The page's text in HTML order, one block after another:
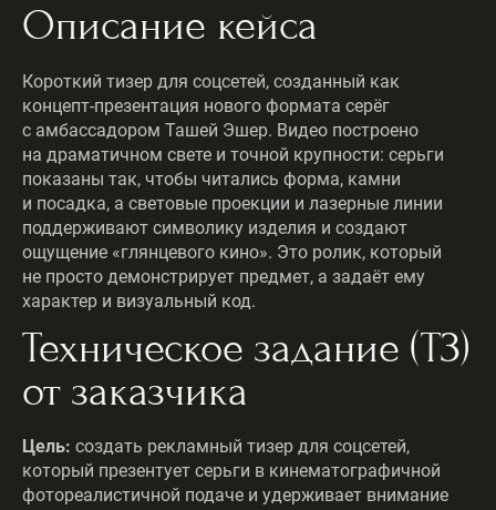
Описание кейса
Короткий тизер для соцсетей, созданный как
концепт-презентация нового формата серёг
с амбассадором Ташей Эшер. Видео построено
на драматичном свете и точной крупности: серьги
показаны так, чтобы читались форма, камни
и посадка, а световые проекции и лазерные линии
поддерживают символику изделия и создают
ощущение «глянцевого кино». Это ролик, который
не просто демонстрирует предмет, а задаёт ему
характер и визуальный код.
Техническое задание (ТЗ)
от заказчика
Цель: создать рекламный тизер для соцсетей,
который презентует серьги в кинематографичной
фотореалистичной подаче и удерживает внимание